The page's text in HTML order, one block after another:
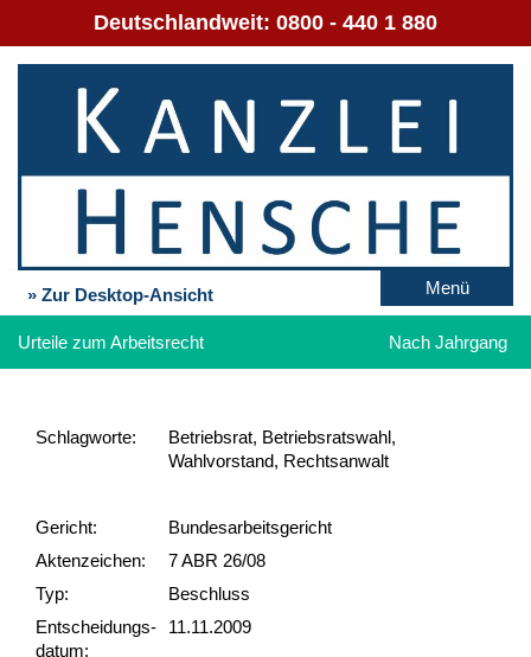
Deutschlandweit: 0800 - 440 1 880
» Zur Desktop-Ansicht Menü
Urteile zum Arbeitsrecht Nach Jahrgang
Schlag­worte:
Betriebsrat, Betriebsratswahl,
Wahlvorstand, Rechtsanwalt
Gericht:
Bundesarbeitsgericht
Akten­zeichen:
7 ABR 26/08
Typ:
Beschluss
Ent­scheid­ungs­
datum:
11.11.2009